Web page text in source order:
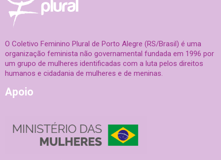
O Coletivo Feminino Plural de Porto Alegre (RS/Brasil) é uma
organização feminista não governamental fundada em 1996 por
um grupo de mulheres identificadas com a luta pelos direitos
humanos e cidadania de mulheres e de meninas.
Apoio